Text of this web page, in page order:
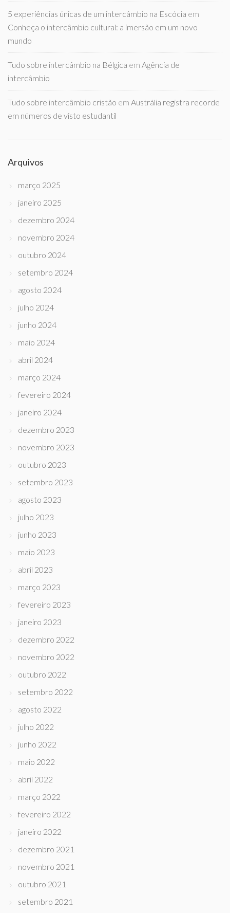
5 experiências únicas de um intercâmbio na Escócia em
Conheça o intercâmbio cultural: a imersão em um novo
mundo
Tudo sobre intercâmbio na Bélgica em Agência de
intercâmbio
Tudo sobre intercâmbio cristão em Austrália registra recorde
em números de visto estudantil
Arquivos
março 2025
janeiro 2025
dezembro 2024
novembro 2024
outubro 2024
setembro 2024
agosto 2024
julho 2024
junho 2024
maio 2024
abril 2024
março 2024
fevereiro 2024
janeiro 2024
dezembro 2023
novembro 2023
outubro 2023
setembro 2023
agosto 2023
julho 2023
junho 2023
maio 2023
abril 2023
março 2023
fevereiro 2023
janeiro 2023
dezembro 2022
novembro 2022
outubro 2022
setembro 2022
agosto 2022
julho 2022
junho 2022
maio 2022
abril 2022
março 2022
fevereiro 2022
janeiro 2022
dezembro 2021
novembro 2021
outubro 2021
setembro 2021